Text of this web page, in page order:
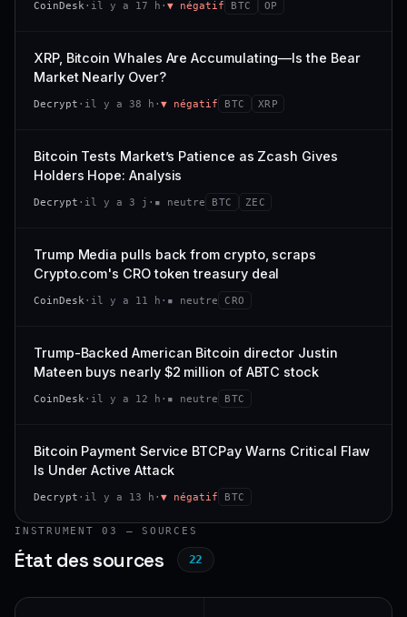
−0,1 % +0,1 %
−0,1 % #29
CONFIANCE
477 M$ 1 464 $
+0,6 % −3,6 %
−94,7 % #102
CONFIANCE
CoinDesk · il y a 17 h · ▼ négatif BTC OP
XRP, Bitcoin Whales Are Accumulating—Is the Bear
Market Nearly Over?
Decrypt · il y a 38 h · ▼ négatif BTC XRP
Bitcoin Tests Market’s Patience as Zcash Gives
Holders Hope: Analysis
Decrypt · il y a 3 j · ▪ neutre BTC ZEC
Trump Media pulls back from crypto, scraps
Crypto.com's CRO token treasury deal
CoinDesk · il y a 11 h · ▪ neutre CRO
Trump-Backed American Bitcoin director Justin
Mateen buys nearly $2 million of ABTC stock
CoinDesk · il y a 12 h · ▪ neutre BTC
Bitcoin Payment Service BTCPay Warns Critical Flaw
Is Under Active Attack
Decrypt · il y a 13 h · ▼ négatif BTC
INSTRUMENT 03 — SOURCES
État des sources 22